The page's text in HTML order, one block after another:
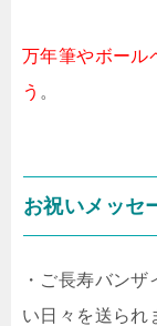
万年筆やボール
う 。
お祝いメッセ
・ご長寿バン
い日々を送られ